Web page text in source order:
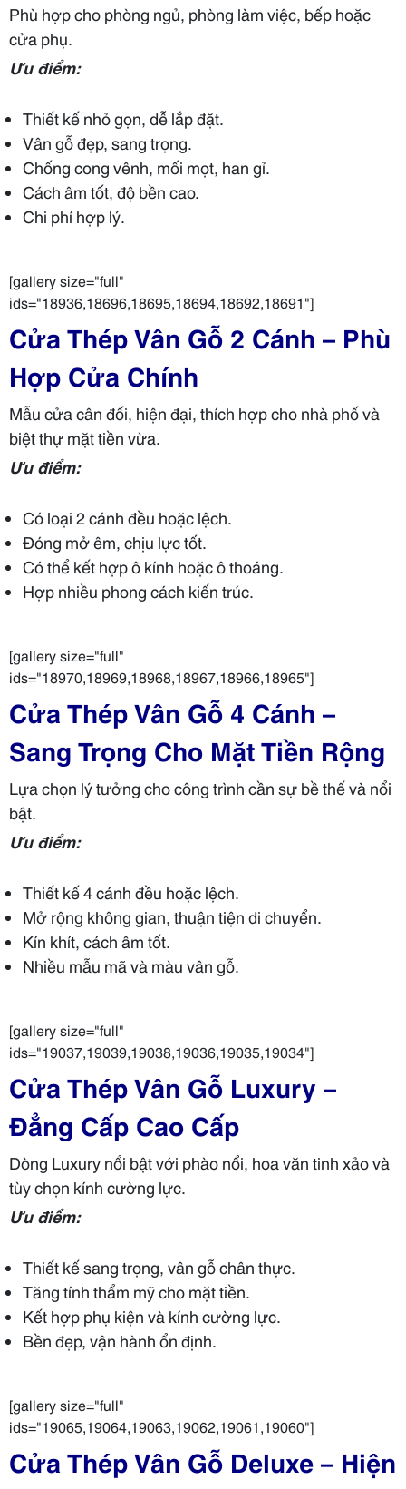
Phù hợp cho phòng ngủ, phòng làm việc, bếp hoặc
cửa phụ.
Ưu điểm:
Thiết kế nhỏ gọn, dễ lắp đặt.
Vân gỗ đẹp, sang trọng.
Chống cong vênh, mối mọt, han gỉ.
Cách âm tốt, độ bền cao.
Chi phí hợp lý.
[gallery size="full"
ids="18936,18696,18695,18694,18692,18691"]
Cửa Thép Vân Gỗ 2 Cánh – Phù
Hợp Cửa Chính
Mẫu cửa cân đối, hiện đại, thích hợp cho nhà phố và
biệt thự mặt tiền vừa.
Ưu điểm:
Có loại 2 cánh đều hoặc lệch.
Đóng mở êm, chịu lực tốt.
Có thể kết hợp ô kính hoặc ô thoáng.
Hợp nhiều phong cách kiến trúc.
[gallery size="full"
ids="18970,18969,18968,18967,18966,18965"]
Cửa Thép Vân Gỗ 4 Cánh –
Sang Trọng Cho Mặt Tiền Rộng
Lựa chọn lý tưởng cho công trình cần sự bề thế và nổi
bật.
Ưu điểm:
Thiết kế 4 cánh đều hoặc lệch.
Mở rộng không gian, thuận tiện di chuyển.
Kín khít, cách âm tốt.
Nhiều mẫu mã và màu vân gỗ.
[gallery size="full"
ids="19037,19039,19038,19036,19035,19034"]
Cửa Thép Vân Gỗ Luxury –
Đẳng Cấp Cao Cấp
Dòng Luxury nổi bật với phào nổi, hoa văn tinh xảo và
tùy chọn kính cường lực.
Ưu điểm:
Thiết kế sang trọng, vân gỗ chân thực.
Tăng tính thẩm mỹ cho mặt tiền.
Kết hợp phụ kiện và kính cường lực.
Bền đẹp, vận hành ổn định.
[gallery size="full"
ids="19065,19064,19063,19062,19061,19060"]
Cửa Thép Vân Gỗ Deluxe – Hiện